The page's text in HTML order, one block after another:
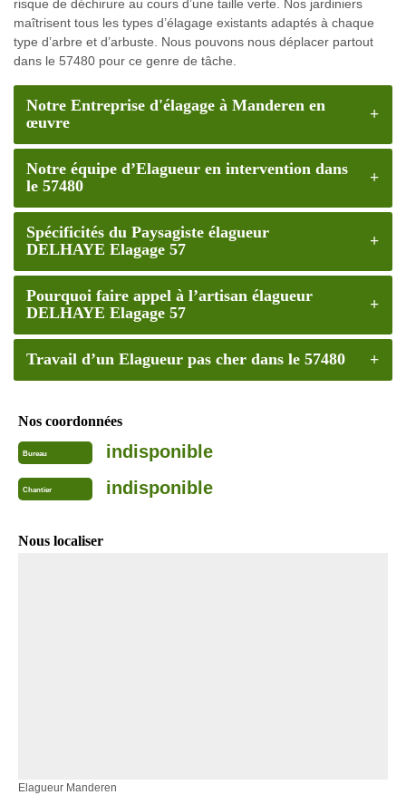
risque de déchirure au cours d’une taille verte. Nos jardiniers
maîtrisent tous les types d’élagage existants adaptés à chaque
type d’arbre et d’arbuste. Nous pouvons nous déplacer partout
dans le 57480 pour ce genre de tâche.
Notre Entreprise d'élagage à Manderen en
œuvre
Notre équipe d’Elagueur en intervention dans
le 57480
Spécificités du Paysagiste élagueur
DELHAYE Elagage 57
Pourquoi faire appel à l’artisan élagueur
DELHAYE Elagage 57
Travail d’un Elagueur pas cher dans le 57480
Nos coordonnées
Bureau indisponible
Chantier indisponible
Nous localiser
Elagueur Manderen